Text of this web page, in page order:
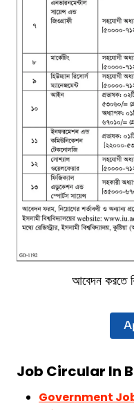
আবেদন করতে
Job Circular In
Government